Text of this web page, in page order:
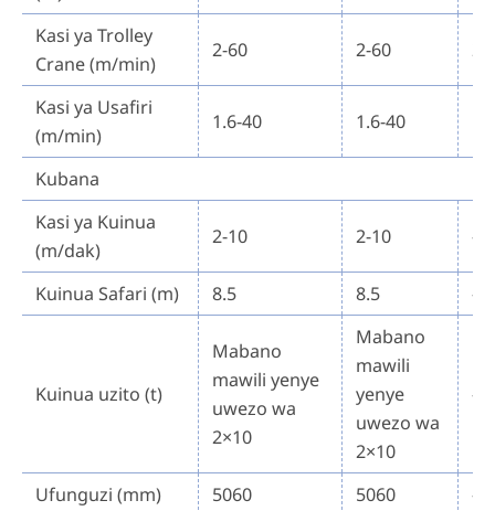
Kasi ya Trolley
Crane (m/min)
2-60 2-60 2-
Kasi ya Usafiri
(m/min)
1.6-40 1.6-40
Kubana
Kasi ya Kuinua
(m/dak)
2-10 2-10 -
Kuinua Safari (m) 8.5 8.5 -
Kuinua uzito (t)
Mabano
mawili yenye
uwezo wa
2×10
Mabano
mawili
yenye
uwezo wa
2×10
-
Ufunguzi (mm) 5060 5060
-